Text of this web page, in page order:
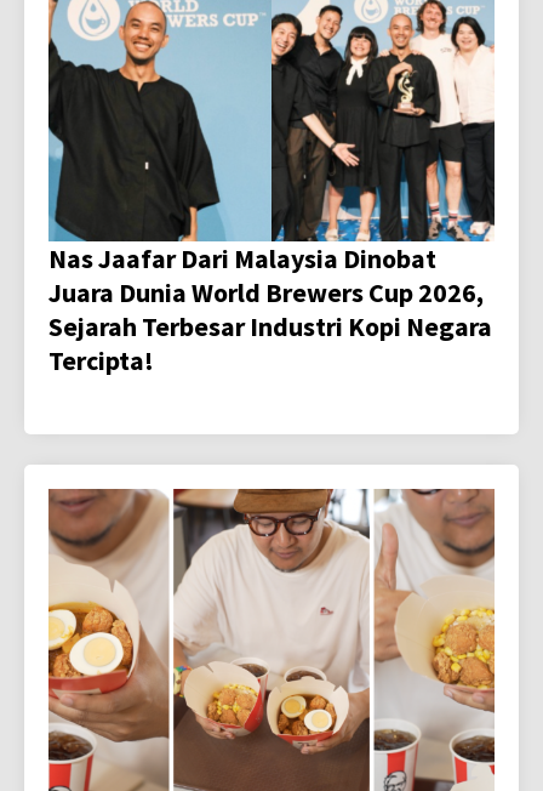
Nas Jaafar Dari Malaysia Dinobat
Juara Dunia World Brewers Cup 2026,
Sejarah Terbesar Industri Kopi Negara
Tercipta!